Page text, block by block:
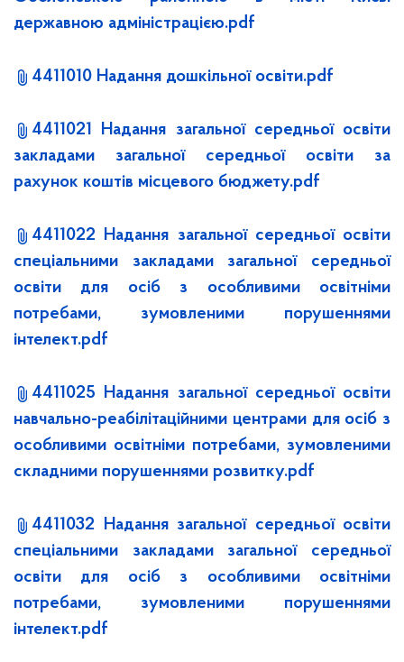
державною адміністрацією.pdf
4411010 Надання дошкільної освіти.pdf
4411021 Надання загальної середньої освіти
закладами загальної середньої освіти за
рахунок коштів місцевого бюджету.pdf
4411022 Надання загальної середньої освіти
спеціальними закладами загальної середньої
освіти для осіб з особливими освітніми
потребами, зумовленими порушеннями
інтелект.pdf
4411025 Надання загальної середньої освіти
навчально-реабілітаційними центрами для осіб з
особливими освітніми потребами, зумовленими
складними порушеннями розвитку.pdf
4411032 Надання загальної середньої освіти
спеціальними закладами загальної середньої
освіти для осіб з особливими освітніми
потребами, зумовленими порушеннями
інтелект.pdf